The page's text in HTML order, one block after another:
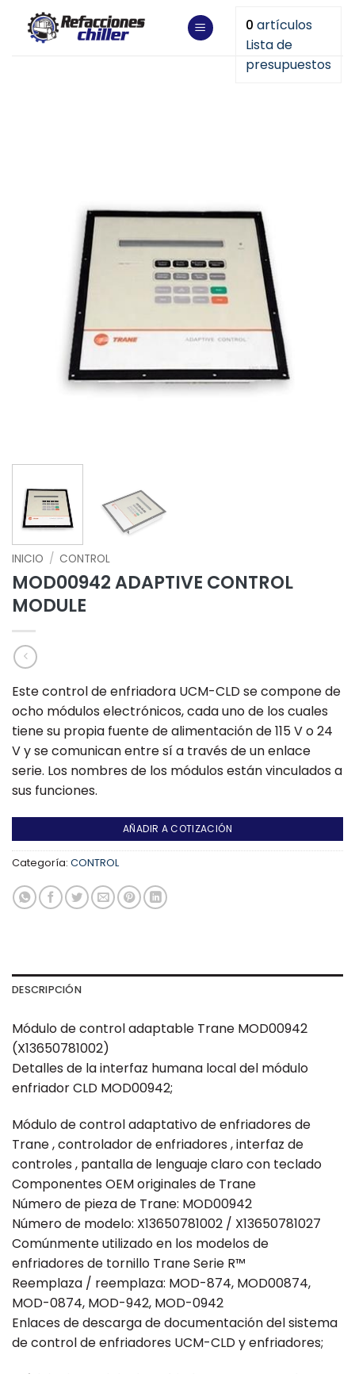
Saltar
contenido
0 artículos
Lista de
presupuestos
INICIO / CONTROL
MOD00942 ADAPTIVE CONTROL
MODULE
Este control de enfriadora UCM-CLD se compone de
ocho módulos electrónicos, cada uno de los cuales
tiene su propia fuente de alimentación de 115 V o 24
V y se comunican entre sí a través de un enlace
serie. Los nombres de los módulos están vinculados a
sus funciones.
AÑADIR A COTIZACIÓN
Categoría: CONTROL
DESCRIPCIÓN
Módulo de control adaptable Trane MOD00942
(X13650781002)
Detalles de la interfaz humana local del módulo
enfriador CLD MOD00942;
Módulo de control adaptativo de enfriadores de
Trane , controlador de enfriadores , interfaz de
controles , pantalla de lenguaje claro con teclado
Componentes OEM originales de Trane
Número de pieza de Trane: MOD00942
Número de modelo: X13650781002 / X13650781027
Comúnmente utilizado en los modelos de
enfriadores de tornillo Trane Serie R™
Reemplaza / reemplaza: MOD-874, MOD00874,
MOD-0874, MOD-942, MOD-0942
Enlaces de descarga de documentación del sistema
de control de enfriadores UCM-CLD y enfriadores;